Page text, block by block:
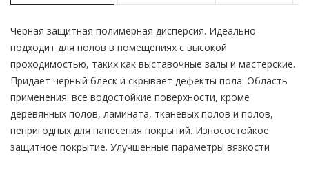
Черная защитная полимерная дисперсия. Идеально
подходит для полов в помещениях с высокой
проходимостью, таких как выставочные залы и мастерские.
Придает черный блеск и скрывает дефекты пола. Область
применения: все водостойкие поверхности, кроме
деревянных полов, ламината, тканевых полов и полов,
непригодных для нанесения покрытий. Износостойкое
защитное покрытие. Улучшенные параметры вязкости